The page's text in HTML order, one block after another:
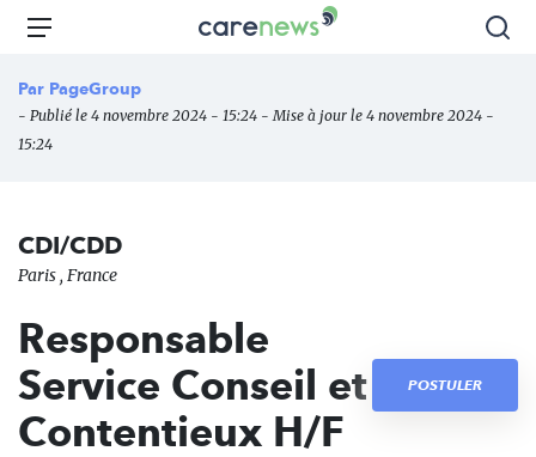
Aller
principal
Carenews,
des
Menu
Par PageGroup
- Publié le 4 novembre 2024 - 15:24 - Mise à jour le 4 novembre 2024 -
15:24
CDI/CDD
Paris , France
Responsable
Service Conseil et
Contentieux H/F
POSTULER